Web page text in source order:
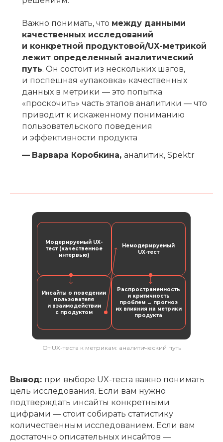
Важно понимать, что между данными
качественных исследований
и конкретной продуктовой/UX-метрикой
лежит определенный аналитический
путь. Он состоит из нескольких шагов,
и поспешная «упаковка» качественных
данных в метрики — это попытка
«проскочить» часть этапов аналитики — что
приводит к искаженному пониманию
пользовательского поведения
и эффективности продукта
— Варвара Коробкина, аналитик, Spektr
Модерируемый UX-
тест (качественное
интервью)
Немодерируемый
UX-тест
Инсайты о поведении
пользователя
и взаимодействии
с продуктом
Распространенность
и критичность
проблем → прогноз
их влияния на метрики
продукта
От UX-теста к метрикам: аналитический путь
Вывод: при выборе UX-теста важно понимать
цель исследования. Если вам нужно
подтверждать инсайты конкретными
цифрами — стоит собирать статистику
количественным исследованием. Если вам
достаточно описательных инсайтов —